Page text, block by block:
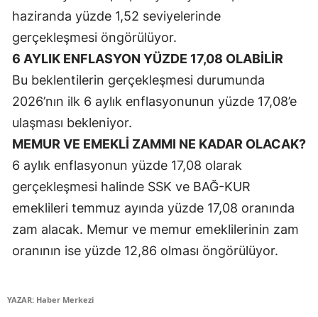
Tekirdağ
Trabzon
Tunceli
Şanlıurfa
Uşak
Van
Yozgat
Zonguldak
haziranda yüzde 1,52 seviyelerinde
gerçekleşmesi öngörülüyor.
6 AYLIK ENFLASYON YÜZDE 17,08 OLABİLİR
Bu beklentilerin gerçekleşmesi durumunda
2026’nın ilk 6 aylık enflasyonunun yüzde 17,08’e
ulaşması bekleniyor.
MEMUR VE EMEKLİ ZAMMI NE KADAR OLACAK?
6 aylık enflasyonun yüzde 17,08 olarak
gerçekleşmesi halinde SSK ve BAĞ-KUR
emeklileri temmuz ayında yüzde 17,08 oranında
zam alacak. Memur ve memur emeklilerinin zam
oranının ise yüzde 12,86 olması öngörülüyor.
YAZAR: Haber Merkezi